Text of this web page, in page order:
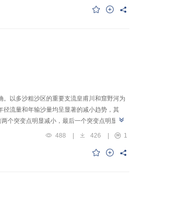
以多沙粗沙区的重要支流皇甫川和窟野河为
流量和年输沙量均呈显著的减小趋势，其
个突变点明显减小，最后一个突变点明显增
了碎屑锆石测试分析，得出两条河流的泥沙
供了物源。本文采用现代尺度的水文观测资
供一定的思路。
488 | 426 | 1